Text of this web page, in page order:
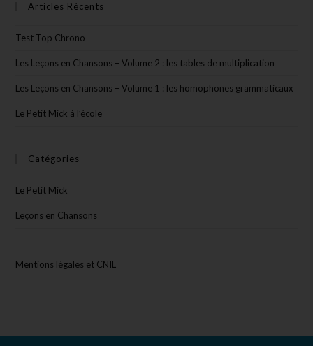
Articles Récents
Test Top Chrono
Les Leçons en Chansons – Volume 2 : les tables de multiplication
Les Leçons en Chansons – Volume 1 : les homophones grammaticaux
Le Petit Mick à l’école
Catégories
Le Petit Mick
Leçons en Chansons
Mentions légales et CNIL